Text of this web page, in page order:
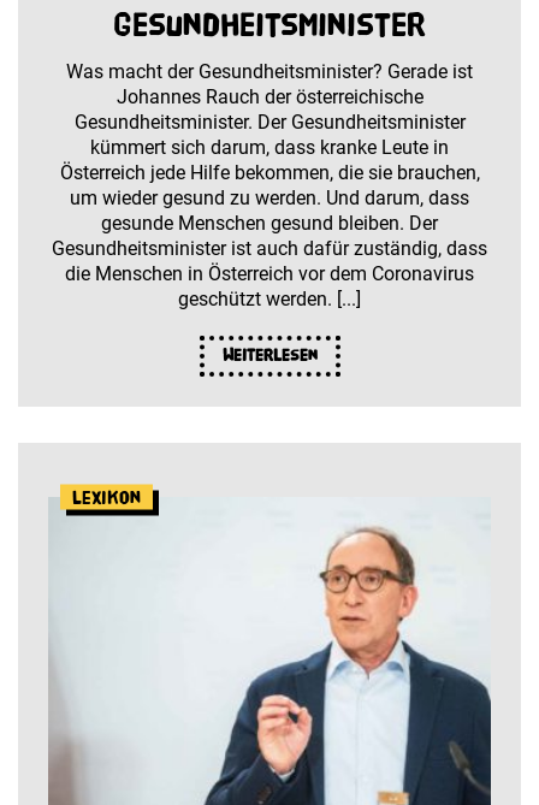
Gesundheitsminister
Was macht der Gesundheitsminister? Gerade ist
Johannes Rauch der österreichische
Gesundheitsminister. Der Gesundheitsminister
kümmert sich darum, dass kranke Leute in
Österreich jede Hilfe bekommen, die sie brauchen,
um wieder gesund zu werden. Und darum, dass
gesunde Menschen gesund bleiben. Der
Gesundheitsminister ist auch dafür zuständig, dass
die Menschen in Österreich vor dem Coronavirus
geschützt werden. [...]
Weiterlesen
Lexikon